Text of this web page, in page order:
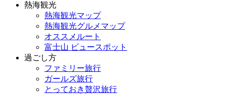
熱海観光
熱海観光マップ
熱海観光グルメマップ
オススメルート
富士山 ビュースポット
過ごし方
ファミリー旅行
ガールズ旅行
とっておき贅沢旅行